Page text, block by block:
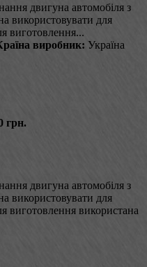
двигуна автомобіля з
використовувати для
виготовлення...
виробник: Україна
грн.
двигуна автомобіля з
використовувати для
виготовлення використана